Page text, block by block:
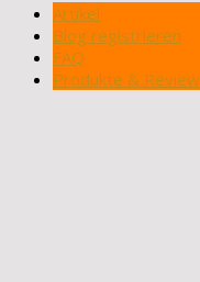
Zum
Inhalt
springen
Artikel
Blog registrieren
FAQ
Produkte & Review